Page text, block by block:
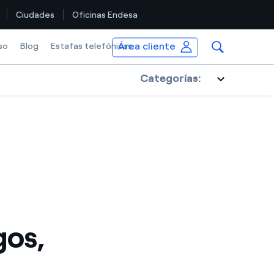
Ciudades Oficinas Endesa
Blog Estafas telefónicasÁrea cliente
Categorías: